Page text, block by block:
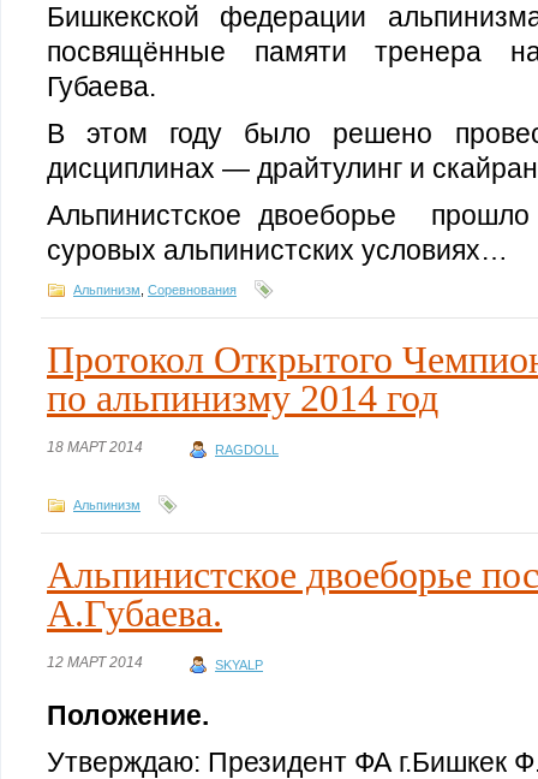
Бишкекской федерации
посвящённые памяти тренера
Губаева.
В этом году было решено
дисциплинах — драйтулинг и
Альпинистское двоеборье
суровых альпинистских условиях…
Альпинизм Соревнования
Протокол Открытого
по альпинизму 2014 год
18 МАРТ 2014 RAGDOLL
Альпинизм
Альпинистское двоеборье
А.Губаева.
12 МАРТ 2014 SKYALP
Положение.
Утверждаю: Президент ФА г.Бишкек